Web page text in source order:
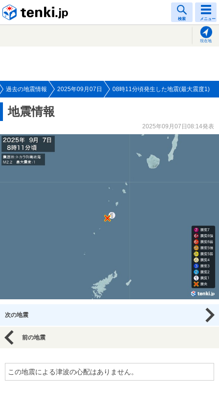
検索 メニュー
現在地
過去の地震情報 2025年09月07日 08時11分頃発生した地震(最大震度1)
地震情報
2025年09月07日08:14発表
次の地震
前の地震
この地震による津波の心配はありません。